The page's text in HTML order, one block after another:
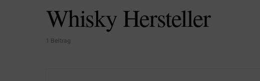
Whisky Hersteller
1 Beitrag